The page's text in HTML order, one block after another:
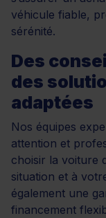
véhicule fiable,
sérénité.
Des
des
adaptées
Nos équipes
attention et
choisir la voiture
situation et à
également une
financement